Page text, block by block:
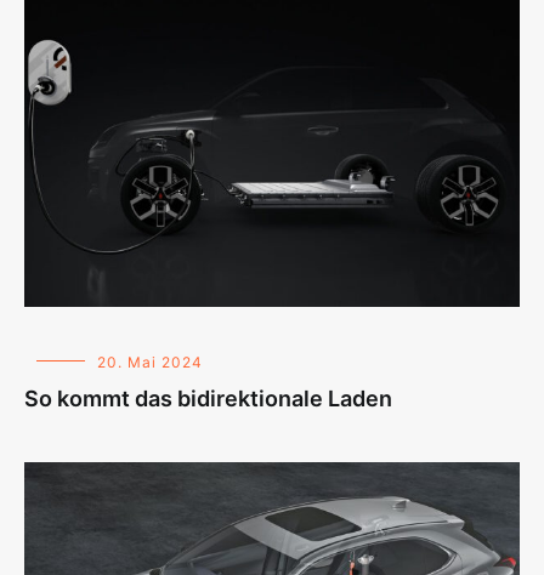
20. Mai 2024
So kommt das bidirektionale Laden